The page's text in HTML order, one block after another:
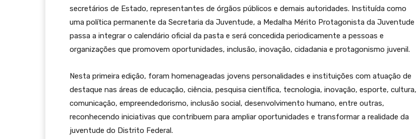
secretários de Estado, representantes de órgãos públicos e demais autoridades. Instituída como
uma política permanente da Secretaria da Juventude, a Medalha Mérito Protagonista da Juventude
passa a integrar o calendário oficial da pasta e será concedida periodicamente a pessoas e
organizações que promovem oportunidades, inclusão, inovação, cidadania e protagonismo juvenil.
Nesta primeira edição, foram homenageadas jovens personalidades e instituições com atuação de
destaque nas áreas de educação, ciência, pesquisa científica, tecnologia, inovação, esporte, cultura,
comunicação, empreendedorismo, inclusão social, desenvolvimento humano, entre outras,
reconhecendo iniciativas que contribuem para ampliar oportunidades e transformar a realidade da
juventude do Distrito Federal.